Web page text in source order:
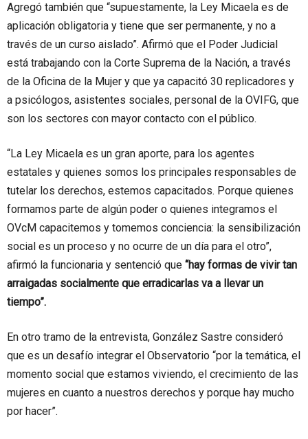
Agregó también que “supuestamente, la Ley Micaela es de
aplicación obligatoria y tiene que ser permanente, y no a
través de un curso aislado”. Afirmó que el Poder Judicial
está trabajando con la Corte Suprema de la Nación, a través
de la Oficina de la Mujer y que ya capacitó 30 replicadores y
a psicólogos, asistentes sociales, personal de la OVIFG, que
son los sectores con mayor contacto con el público.
“La Ley Micaela es un gran aporte, para los agentes
estatales y quienes somos los principales responsables de
tutelar los derechos, estemos capacitados. Porque quienes
formamos parte de algún poder o quienes integramos el
OVcM capacitemos y tomemos conciencia: la sensibilización
social es un proceso y no ocurre de un día para el otro”,
afirmó la funcionaria y sentenció que “hay formas de vivir tan
arraigadas socialmente que erradicarlas va a llevar un
tiempo”.
En otro tramo de la entrevista, González Sastre consideró
que es un desafío integrar el Observatorio “por la temática, el
momento social que estamos viviendo, el crecimiento de las
mujeres en cuanto a nuestros derechos y porque hay mucho
por hacer”.